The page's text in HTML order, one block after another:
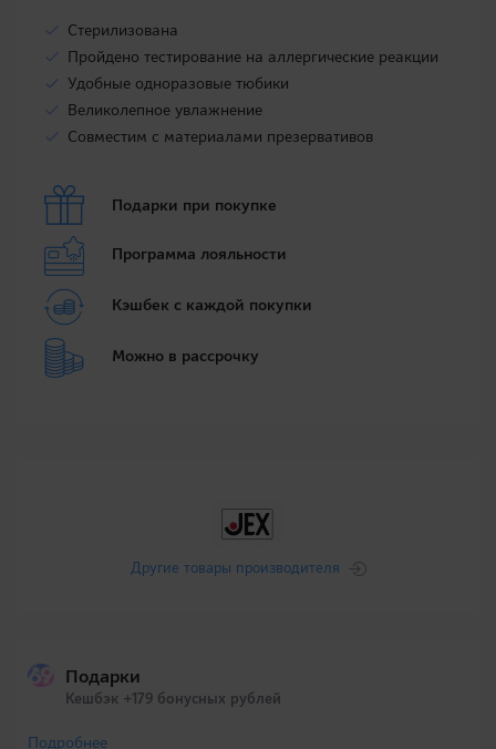
Стерилизована
Пройдено тестирование на аллергические реакции
Удобные одноразовые тюбики
Великолепное увлажнение
Совместим с материалами презервативов
Подарки при покупке
Программа лояльности
Кэшбек с каждой покупки
Можно в рассрочку
Другие товары производителя
Подарки
Кешбэк +179 бонусных рублей
Подробнее